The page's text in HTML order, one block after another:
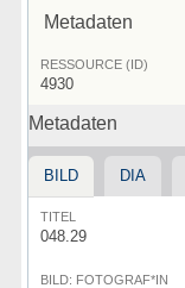
Metadaten
RESSOURCE (ID)
4930
Metadaten
BILD DIA
TITEL
048.29
BILD: FOTOGRAF*IN